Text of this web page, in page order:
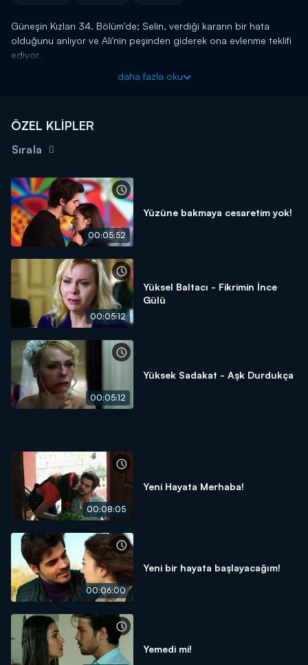
Güneşin Kızları 34. Bölüm'de; Selin, verdiği kararın bir hata
olduğunu anlıyor ve Ali'nin peşinden giderek ona evlenme teklifi
ediyor.
daha fazla oku
ÖZEL KLİPLER
Sırala
00:05:52
Yüzüne bakmaya cesaretim yok!
00:05:12
Yüksel Baltacı - Fikrimin İnce
Gülü
00:05:12
Yüksek Sadakat - Aşk Durdukça
00:08:05
Yeni Hayata Merhaba!
00:06:00
Yeni bir hayata başlayacağım!
Yemedi mi!